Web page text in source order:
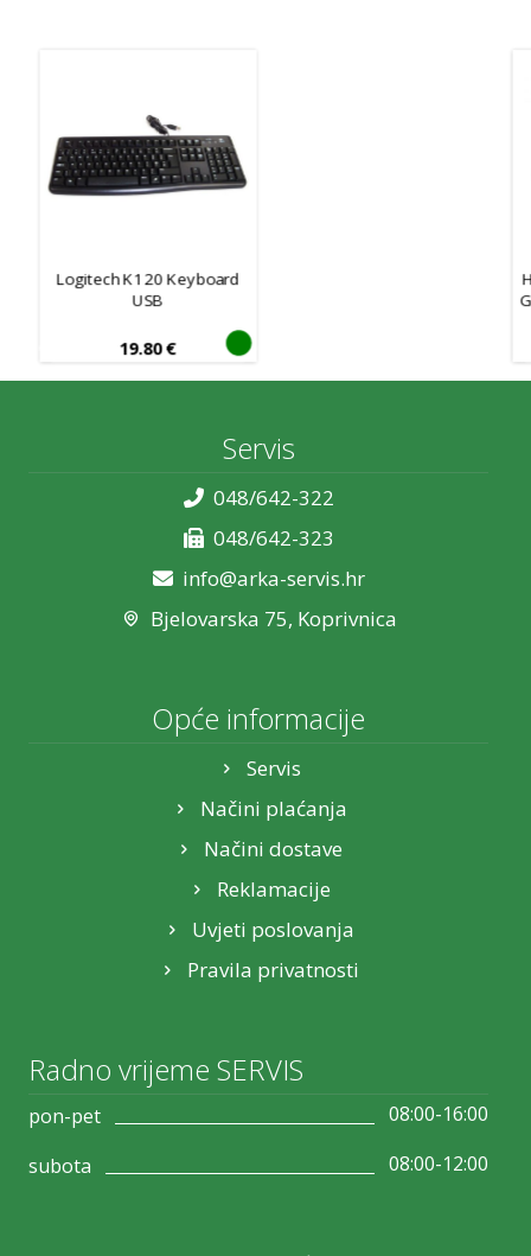
Logitech K120 Keyboard
USB
19.80€
Servis
048/642-322
048/642-323
info@arka-servis.hr
Bjelovarska 75, Koprivnica
Opće informacije
Servis
Načini plaćanja
Načini dostave
Reklamacije
Uvjeti poslovanja
Pravila privatnosti
Radno vrijeme SERVIS
pon-pet
08:00-16:00
subota
08:00-12:00